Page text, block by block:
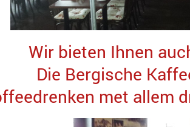
Wir bieten Ihnen
Die Bergische
met allem